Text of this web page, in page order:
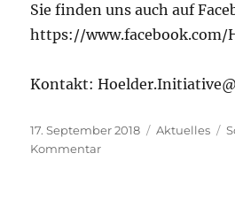
Sie finden uns auch auf
https://
Kontakt:
Veröffentlicht
am
17. September 2018 Kategorien
Aktuelles
Kommentarzu